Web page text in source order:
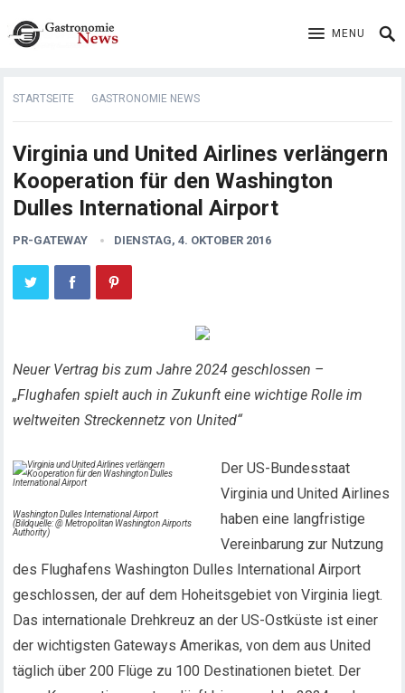
MENU
STARTSEITE GASTRONOMIE NEWS
Virginia und United Airlines verlängern
Kooperation für den Washington
Dulles International Airport
PR-GATEWAY DIENSTAG, 4. OKTOBER 2016
Neuer Vertrag bis zum Jahre 2024 geschlossen –
„Flughafen spielt auch in Zukunft eine wichtige Rolle im
weltweiten Streckennetz von United“
Washington Dulles International Airport
(Bildquelle: @ Metropolitan Washington Airports
Authority)
Der US-Bundesstaat
Virginia und United Airlines
haben eine langfristige
Vereinbarung zur Nutzung
des Flughafens Washington Dulles International Airport
geschlossen, der auf dem Hoheitsgebiet von Virginia liegt.
Das internationale Drehkreuz an der US-Ostküste ist einer
der wichtigsten Gateways Amerikas, von dem aus United
täglich über 200 Flüge zu 100 Destinationen bietet. Der